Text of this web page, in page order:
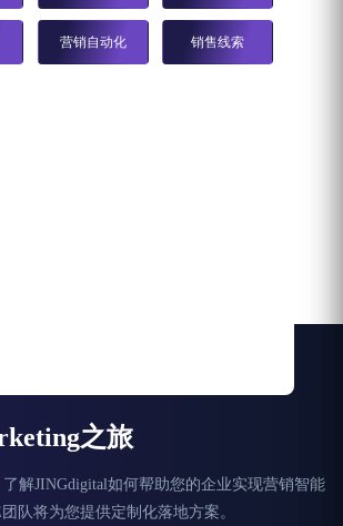
营销自动化 销售线索
之旅
解JINGdigital如何帮助您的企业实现营销智能
队将为您提供定制化落地方案。